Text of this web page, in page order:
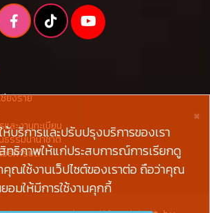
ยงราย
ละงานทะเบียน
รรมนานาชาติ
ธิการบดี
×
ห้บริการและปรับปรุงบริการของเรา
ธิภาพให้แก่ประสบการณ์การเรียกดู
ใช้งานเว็ปไซต์ของเราต่อ ถือว่าคุณ
อมให้มีการใช้งานคุกกี้